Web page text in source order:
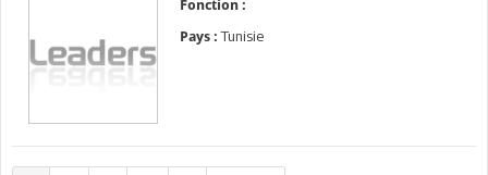
Fonction :
Pays : Tunisie